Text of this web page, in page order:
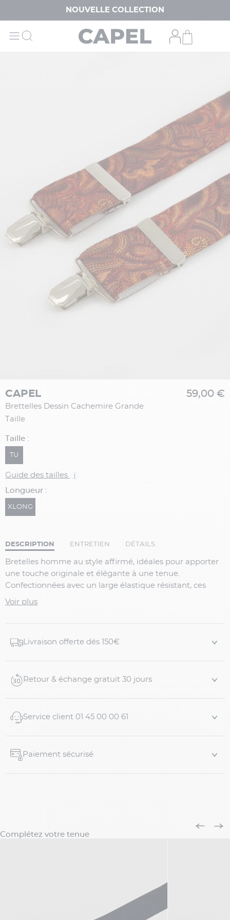
NOUVELLE COLLECTION
CAPEL
Brettelles Dessin Cachemire Grande
Taille
59,00 €
Taille :
TU
Guide des tailles i
Longueur :
XLONG
DESCRIPTION ENTRETIEN DÉTAILS
Bretelles homme au style affirmé, idéales pour apporter
une touche originale et élégante à une tenue.
Confectionnées avec un large élastique résistant, ces
bretelles à dessin cachemire offrent un excellent
Motif cachemire élégant et original
Voir plus
Livraison offerte dés 150€
Retour & échange gratuit 30 jours
Service client 01 45 00 00 61
Paiement sécurisé
Complétez votre tenue